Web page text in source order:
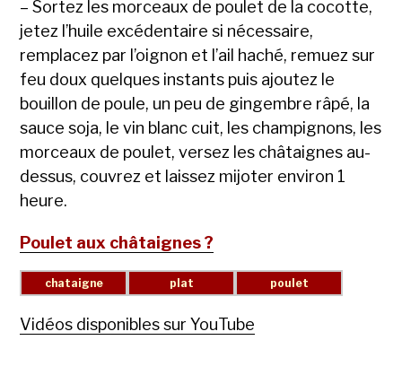
– Sortez les morceaux de poulet de la cocotte,
jetez l’huile excédentaire si nécessaire,
remplacez par l’oignon et l’ail haché, remuez sur
feu doux quelques instants puis ajoutez le
bouillon de poule, un peu de gingembre râpé, la
sauce soja, le vin blanc cuit, les champignons, les
morceaux de poulet, versez les châtaignes au-
dessus, couvrez et laissez mijoter environ 1
heure.
Poulet aux châtaignes ?
Vidéos disponibles sur YouTube